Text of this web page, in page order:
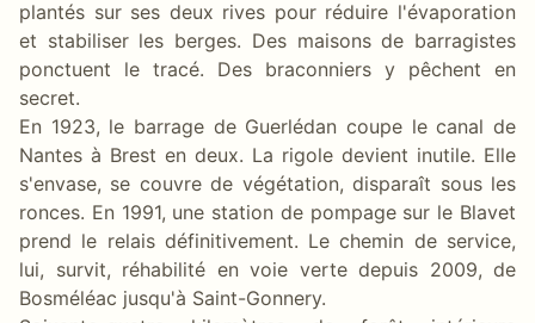
plantés sur ses deux rives pour réduire l'évaporation
et stabiliser les berges. Des maisons de barragistes
ponctuent le tracé. Des braconniers y pêchent en
secret.
En 1923, le barrage de Guerlédan coupe le canal de
Nantes à Brest en deux. La rigole devient inutile. Elle
s'envase, se couvre de végétation, disparaît sous les
ronces. En 1991, une station de pompage sur le Blavet
prend le relais définitivement. Le chemin de service,
lui, survit, réhabilité en voie verte depuis 2009, de
Bosméléac jusqu'à Saint-Gonnery.